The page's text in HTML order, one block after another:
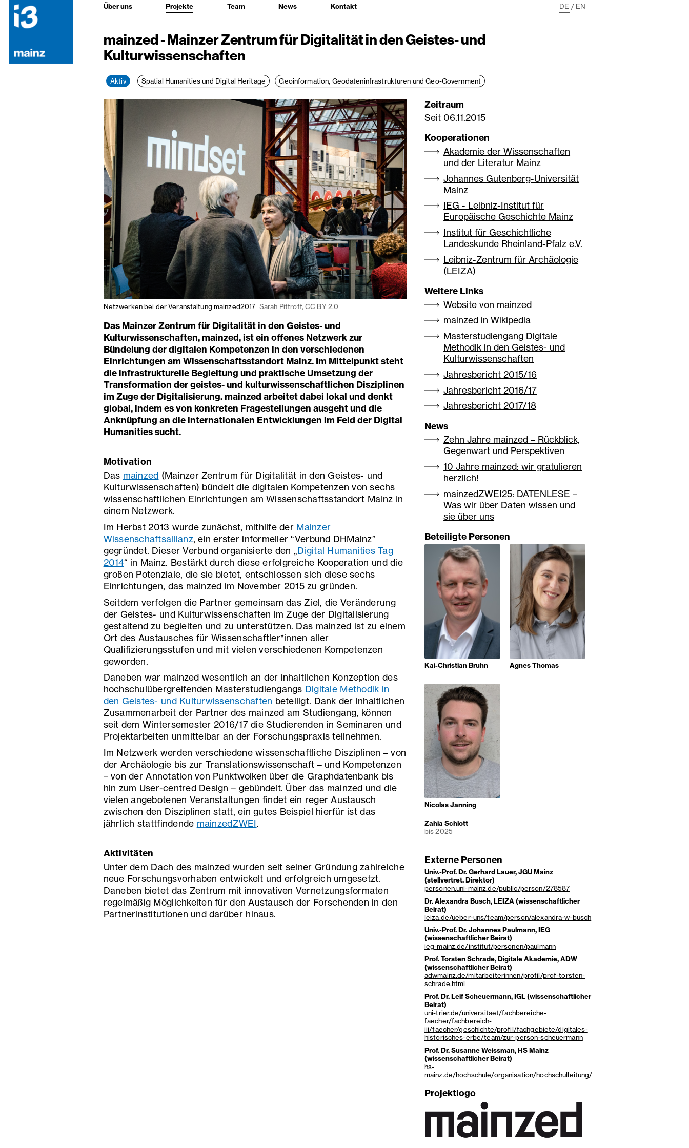
Über uns Projekte Team News Kontakt DE / EN
mainzed - Mainzer Zentrum für Digitalität in den Geistes- und
Kulturwissenschaften
Aktiv Spatial Humanities und Digital Heritage Geoinformation, Geodateninfrastrukturen und Geo-Government
Netzwerken bei der Veranstaltung mainzed2017 Sarah Pittroff,CC BY 2.0
Das Mainzer Zentrum für Digitalität in den Geistes- und
Kulturwissenschaften, mainzed, ist ein offenes Netzwerk zur
Bündelung der digitalen Kompetenzen in den verschiedenen
Einrichtungen am Wissenschaftsstandort Mainz. Im Mittelpunkt steht
die infrastrukturelle Begleitung und praktische Umsetzung der
Transformation der geistes- und kulturwissenschaftlichen Disziplinen
im Zuge der Digitalisierung. mainzed arbeitet dabei lokal und denkt
global, indem es von konkreten Fragestellungen ausgeht und die
Anknüpfung an die internationalen Entwicklungen im Feld der Digital
Humanities sucht.
Motivation
Das mainzed (Mainzer Zentrum für Digitalität in den Geistes- und
Kulturwissenschaften) bündelt die digitalen Kompetenzen von sechs
wissenschaftlichen Einrichtungen am Wissenschaftsstandort Mainz in
einem Netzwerk.
Im Herbst 2013 wurde zunächst, mithilfe der Mainzer
Wissenschaftsallianz, ein erster informeller “Verbund DHMainz”
gegründet. Dieser Verbund organisierte den „Digital Humanities Tag
2014“ in Mainz. Bestärkt durch diese erfolgreiche Kooperation und die
großen Potenziale, die sie bietet, entschlossen sich diese sechs
Einrichtungen, das mainzed im November 2015 zu gründen.
Seitdem verfolgen die Partner gemeinsam das Ziel, die Veränderung
der Geistes- und Kulturwissenschaften im Zuge der Digitalisierung
gestaltend zu begleiten und zu unterstützen. Das mainzed ist zu einem
Ort des Austausches für Wissenschaftler*innen aller
Qualifizierungsstufen und mit vielen verschiedenen Kompetenzen
geworden.
Daneben war mainzed wesentlich an der inhaltlichen Konzeption des
hochschulübergreifenden Masterstudiengangs Digitale Methodik in
den Geistes- und Kulturwissenschaften beteiligt. Dank der inhaltlichen
Zusammenarbeit der Partner des mainzed am Studiengang, können
seit dem Wintersemester 2016/17 die Studierenden in Seminaren und
Projektarbeiten unmittelbar an der Forschungspraxis teilnehmen.
Im Netzwerk werden verschiedene wissenschaftliche Disziplinen – von
der Archäologie bis zur Translationswissenschaft – und Kompetenzen
– von der Annotation von Punktwolken über die Graphdatenbank bis
hin zum User-centred Design – gebündelt. Über das mainzed und die
vielen angebotenen Veranstaltungen findet ein reger Austausch
zwischen den Disziplinen statt, ein gutes Beispiel hierfür ist das
jährlich stattfindende mainzedZWEI.
Aktivitäten
Unter dem Dach des mainzed wurden seit seiner Gründung zahlreiche
neue Forschungsvorhaben entwickelt und erfolgreich umgesetzt.
Daneben bietet das Zentrum mit innovativen Vernetzungsformaten
regelmäßig Möglichkeiten für den Austausch der Forschenden in den
Partnerinstitutionen und darüber hinaus.
Zeitraum
Seit 06.11.2015
Kooperationen
Akademie der Wissenschaften
und der Literatur Mainz
Johannes Gutenberg-Universität
Mainz
IEG - Leibniz-Institut für
Europäische Geschichte Mainz
Institut für Geschichtliche
Landeskunde Rheinland-Pfalz e.V.
Leibniz-Zentrum für Archäologie
(LEIZA)
Weitere Links
Website von mainzed
mainzed in Wikipedia
Masterstudiengang Digitale
Methodik in den Geistes- und
Kulturwissenschaften
Jahresbericht 2015/16
Jahresbericht 2016/17
Jahresbericht 2017/18
News
Zehn Jahre mainzed – Rückblick,
Gegenwart und Perspektiven
10 Jahre mainzed: wir gratulieren
herzlich!
mainzedZWEI25: DATENLESE –
Was wir über Daten wissen und
sie über uns
Beteiligte Personen
Kai-Christian Bruhn Agnes Thomas
Nicolas Janning
Zahia Schlott
bis 2025
Externe Personen
Univ.-Prof. Dr. Gerhard Lauer, JGU Mainz
(stellvertret. Direktor)
personen.uni-mainz.de/public/person/278587
Dr. Alexandra Busch, LEIZA (wissenschaftlicher
Beirat)
leiza.de/ueber-uns/team/person/alexandra-w-busch
Univ.-Prof. Dr. Johannes Paulmann, IEG
(wissenschaftlicher Beirat)
ieg-mainz.de/institut/personen/paulmann
Prof. Torsten Schrade, Digitale Akademie, ADW
(wissenschaftlicher Beirat)
adwmainz.de/mitarbeiterinnen/profil/prof-torsten-
schrade.html
Prof. Dr. Leif Scheuermann, IGL (wissenschaftlicher
Beirat)
uni-trier.de/universitaet/fachbereiche-
faecher/fachbereich-
iii/faecher/geschichte/profil/fachgebiete/digitales-
historisches-erbe/team/zur-person-scheuermann
Prof. Dr. Susanne Weissman, HS Mainz
(wissenschaftlicher Beirat)
hs-
mainz.de/hochschule/organisation/hochschulleitung/
Projektlogo